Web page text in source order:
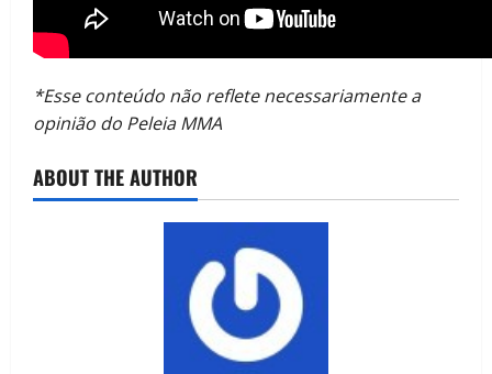
*Esse conteúdo não reflete necessariamente a
opinião do Peleia MMA
ABOUT THE AUTHOR